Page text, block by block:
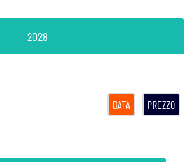
DATA PREZZO
2028